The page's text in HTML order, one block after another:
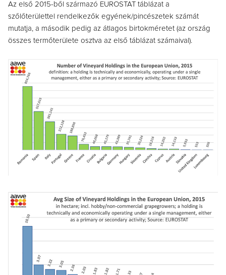
Az első 2015-ből származó EUROSTAT táblázat a
szőlőterülettel rendelkezők egyének/pincészetek számát
mutatja, a második pedig az átlagos birtokméretet (az ország
összes termőterülete osztva az első táblázat számaival).